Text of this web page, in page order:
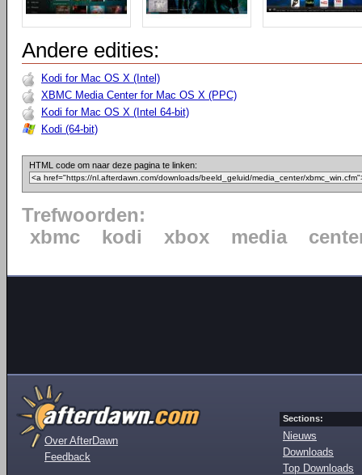
Andere edities:
Kodi for Mac OS X (Intel)
XBMC Media Center for Mac OS X (PPC)
Kodi for Mac OS X (Intel 64-bit)
Kodi (64-bit)
HTML code om naar deze pagina te linken:
Trefwoorden:
xbmc
kodi xbox media
Over AfterDawn
Feedback
Sections:
Nieuws
Downloads
Top Downloads